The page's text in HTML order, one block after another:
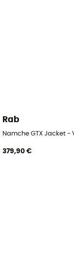
Rab
Namche GTX Jacket
379,90 €